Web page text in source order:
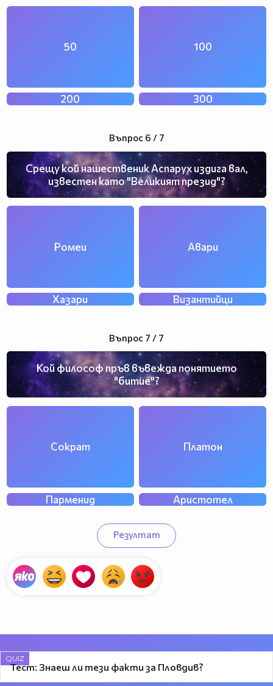
50 100
200 300
Въпрос 6 / 7
Срещу кой нашественик Аспарух издига вал,
известен като "Великият презид"?
Ромеи Авари
Хазари Византийци
Въпрос 7 / 7
Кой философ пръв въвежда понятието
"битие"?
Сократ Платон
Парменид Аристотел
Резултат
QUIZ
Тест: Знаеш ли тези факти за Пловдив?